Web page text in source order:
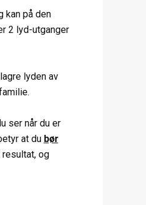
kan på den
2 lyd-utganger
lyden av
ser når du er
at du bør
og